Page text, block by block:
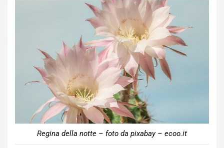
Regina della notte – foto da pixabay – ecoo.it